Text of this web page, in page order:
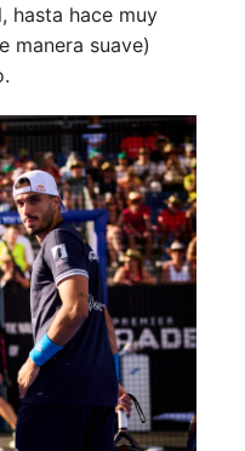
hasta hace muy
manera suave)